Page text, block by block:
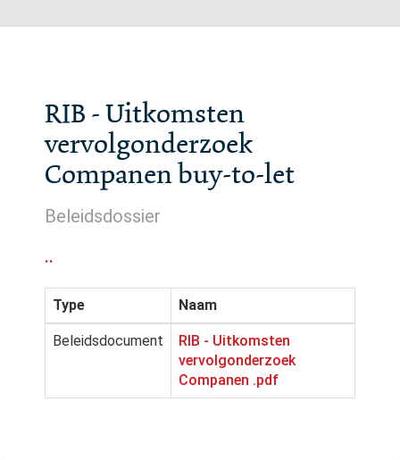
RIB - Uitkomsten
vervolgonderzoek
Companen buy-to-let
Beleidsdossier
..
Type Naam
Beleidsdocument
RIB - Uitkomsten
vervolgonderzoek
Companen .pdf